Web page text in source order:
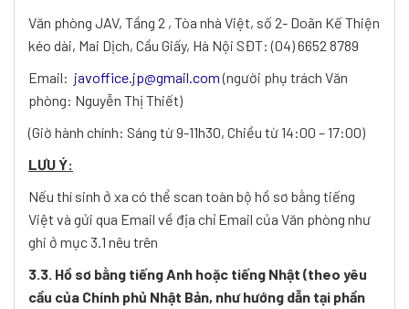
Văn phòng JAV, Tầng 2 , Tòa nhà Việt, số 2- Doãn Kế Thiện
kéo dài, Mai Dịch, Cầu Giấy, Hà Nội SĐT: (04) 6652 8789
Email: javoffice.jp@gmail.com(người phụ trách Văn
phòng: Nguyễn Thị Thiết)
(Giờ hành chính: Sáng từ 9-11h30, Chiều từ 14:00 – 17:00)
LƯU Ý:
Nếu thí sinh ở xa có thể scan toàn bộ hồ sơ bằng tiếng
Việt và gửi qua Email về địa chỉ Email của Văn phòng như
ghi ở mục 3.1 nêu trên
3.3. Hồ sơ bằng tiếng Anh hoặc tiếng Nhật (theo yêu
cầu của Chính phủ Nhật Bản, như hướng dẫn tại phần